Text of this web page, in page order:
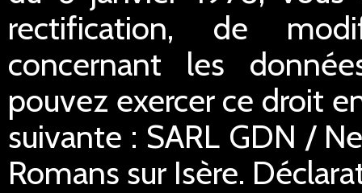
rectification, de
concernant les
pouvez exercer ce droit
suivante : SARL GDN /
Romans sur Isère.